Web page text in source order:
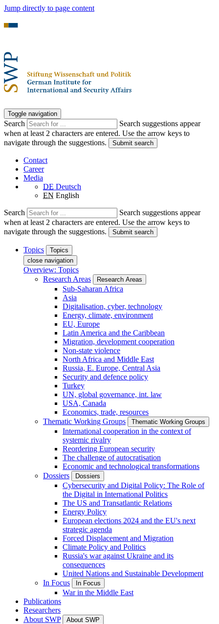
Jump directly to page content
Toggle navigation
Search
Search suggestions appear
when at least 2 characters are entered. Use the arrow keys to
navigate through the suggestions.
Submit search
Contact
Career
Media
DE Deutsch
EN English
Search
Search suggestions appear
when at least 2 characters are entered. Use the arrow keys to
navigate through the suggestions.
Submit search
Topics
Topics
close navigation
Overview: Topics
Research Areas
Research Areas
Sub-Saharan Africa
Asia
Digitalisation, cyber, technology
Energy, climate, environment
EU, Europe
Latin America and the Caribbean
Migration, development cooperation
Non-state violence
North Africa and Middle East
Russia, E. Europe, Central Asia
Security and defence policy
Turkey
UN, global governance, int. law
USA, Canada
Economics, trade, resources
Thematic Working Groups
Thematic Working Groups
International cooperation in the context of
systemic rivalry
Reordering European security
The challenge of autocratisation
Economic and technological transformations
Dossiers
Dossiers
Cybersecurity and Digital Policy: The Role of
the Digital in International Politics
The US and Transatlantic Relations
Energy Policy
European elections 2024 and the EU's next
strategic agenda
Forced Displacement and Migration
Climate Policy and Politics
Russia's war against Ukraine and its
consequences
United Nations and Sustainable Development
In Focus
In Focus
War in the Middle East
Publications
Researchers
About SWP
About SWP